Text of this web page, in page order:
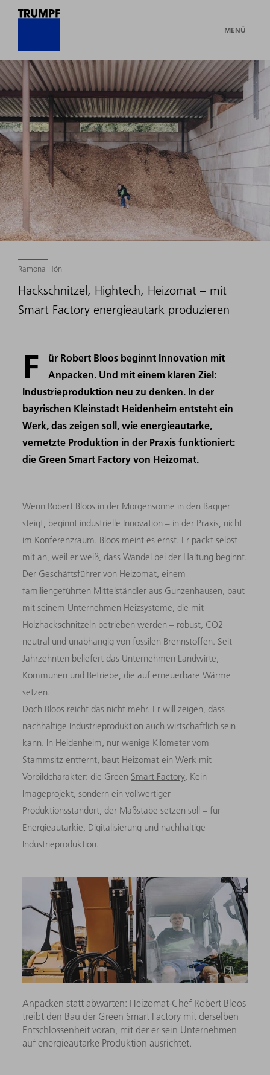
MENÜ
Ramona Hönl
Hackschnitzel, Hightech, Heizomat – mit
Smart Factory energieautark produzieren
F
ür Robert Bloos beginnt Innovation mit
Anpacken. Und mit einem klaren Ziel:
Industrieproduktion neu zu denken. In der
bayrischen Kleinstadt Heidenheim entsteht ein
Werk, das zeigen soll, wie energieautarke,
vernetzte Produktion in der Praxis funktioniert:
die Green Smart Factory von Heizomat.
Wenn Robert Bloos in der Morgensonne in den Bagger
steigt, beginnt industrielle Innovation – in der Praxis, nicht
im Konferenzraum. Bloos meint es ernst. Er packt selbst
mit an, weil er weiß, dass Wandel bei der Haltung beginnt.
Der Geschäftsführer von Heizomat, einem
familiengeführten Mittelständler aus Gunzenhausen, baut
mit seinem Unternehmen Heizsysteme, die mit
Holzhackschnitzeln betrieben werden – robust, CO2-
neutral und unabhängig von fossilen Brennstoffen. Seit
Jahrzehnten beliefert das Unternehmen Landwirte,
Kommunen und Betriebe, die auf erneuerbare Wärme
setzen.
Doch Bloos reicht das nicht mehr. Er will zeigen, dass
nachhaltige Industrieproduktion auch wirtschaftlich sein
kann. In Heidenheim, nur wenige Kilometer vom
Stammsitz entfernt, baut Heizomat ein Werk mit
Vorbildcharakter: die Green Smart Factory . Kein
Imageprojekt, sondern ein vollwertiger
Produktionsstandort, der Maßstäbe setzen soll – für
Energieautarkie, Digitalisierung und nachhaltige
Industrieproduktion.
Anpacken statt abwarten: Heizomat-Chef Robert Bloos
treibt den Bau der Green Smart Factory mit derselben
Entschlossenheit voran, mit der er sein Unternehmen
auf energieautarke Produktion ausrichtet.